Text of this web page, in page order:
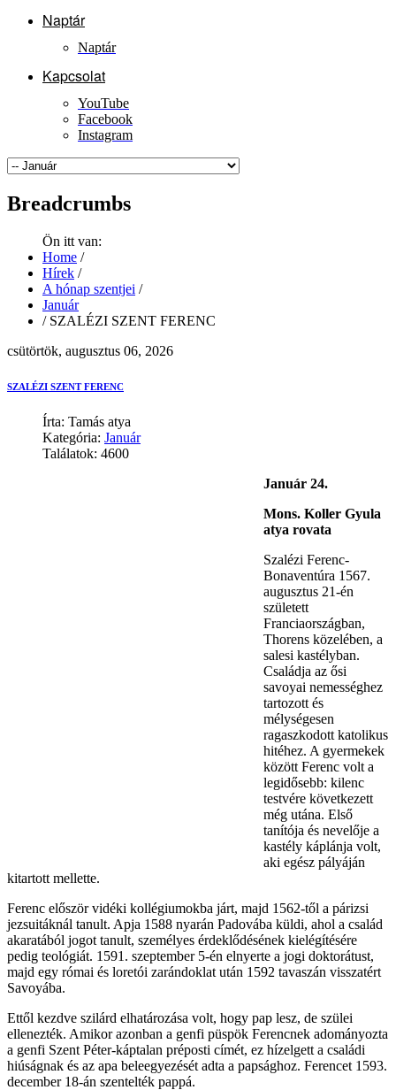
Naptár
Naptár
Kapcsolat
YouTube
Facebook
Instagram
Breadcrumbs
Ön itt van:
Home /
Hírek /
A hónap szentjei /
Január
/ SZALÉZI SZENT FERENC
csütörtök, augusztus 06, 2026
SZALÉZI SZENT FERENC
Írta: Tamás atya
Kategória: Január
Találatok: 4600
Január 24.
Mons. Koller Gyula
atya rovata
Szalézi Ferenc-
Bonaventúra 1567.
augusztus 21-én
született
Franciaországban,
Thorens közelében, a
salesi kastélyban.
Családja az ősi
savoyai nemességhez
tartozott és
mélységesen
ragaszkodott katolikus
hitéhez. A gyermekek
között Ferenc volt a
legidősebb: kilenc
testvére következett
még utána. Első
tanítója és nevelője a
kastély káplánja volt,
aki egész pályáján
kitartott mellette.
Ferenc először vidéki kollégiumokba járt, majd 1562-től a párizsi
jezsuitáknál tanult. Apja 1588 nyarán Padovába küldi, ahol a család
akaratából jogot tanult, személyes érdeklődésének kielégítésére
pedig teológiát. 1591. szeptember 5-én elnyerte a jogi doktorátust,
majd egy római és loretói zarándoklat után 1592 tavaszán visszatért
Savoyába.
Ettől kezdve szilárd elhatározása volt, hogy pap lesz, de szülei
ellenezték. Amikor azonban a genfi püspök Ferencnek adományozta
a genfi Szent Péter-káptalan préposti címét, ez hízelgett a családi
hiúságnak és az apa beleegyezését adta a papsághoz. Ferencet 1593.
december 18-án szentelték pappá.